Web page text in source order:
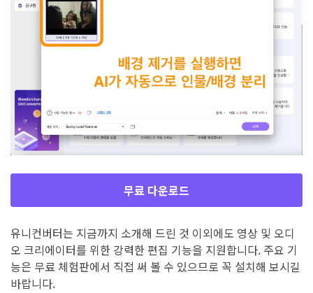
무료 다운로드
유니컨버터는 지금까지 소개해 드린 것 이외에도 영상 및 오디
오 크리에이터를 위한 강력한 편집 기능을 지원합니다. 주요 기
능은 무료 체험판에서 직접 써 볼 수 있으므로 꼭 설치해 보시길
바랍니다.